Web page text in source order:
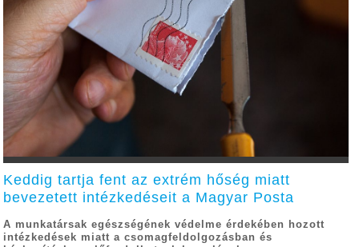
Keddig tartja fent az extrém hőség miatt
bevezetett intézkedéseit a Magyar Posta
A munkatársak egészségének védelme érdekében hozott
intézkedések miatt a csomagfeldolgozásban és